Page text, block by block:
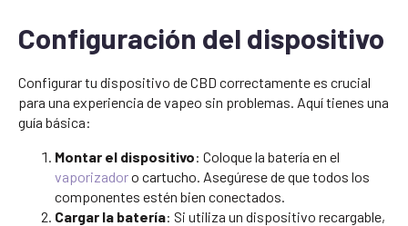
Configuración del dispositivo
Configurar tu dispositivo de CBD correctamente es crucial
para una experiencia de vapeo sin problemas. Aquí tienes una
guía básica:
Montar el dispositivo: Coloque la batería en el
vaporizadoro cartucho. Asegúrese de que todos los
componentes estén bien conectados.
Cargar la batería: Si utiliza un dispositivo recargable,